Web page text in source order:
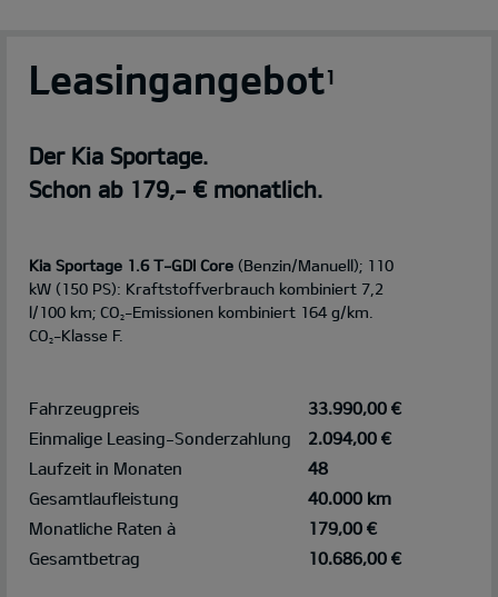
Leasingangebot1
Der Kia Sportage.
Schon ab 179,- € monatlich.
Kia Sportage 1.6 T-GDI Core (Benzin/Manuell); 110
kW (150 PS): Kraftstoffverbrauch kombiniert 7,2
l/100 km; CO2-Emissionen kombiniert 164 g/km.
CO2-Klasse F.
Fahrzeugpreis
33.990,00 €
Einmalige Leasing-Sonderzahlung
2.094,00 €
Laufzeit in Monaten
48
Gesamtlaufleistung
40.000 km
Monatliche Raten à
179,00 €
Gesamtbetrag
10.686,00 €